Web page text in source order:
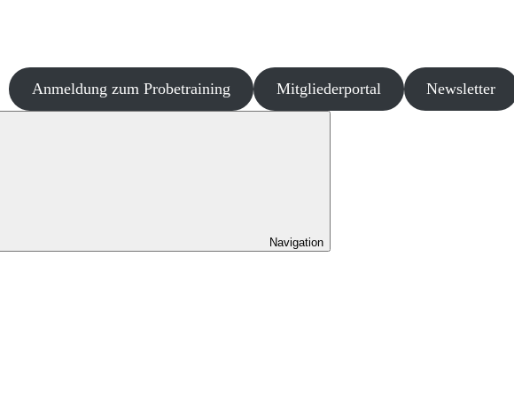
Anmeldung zum Probetraining Mitgliederportal Newsletter
Navigation